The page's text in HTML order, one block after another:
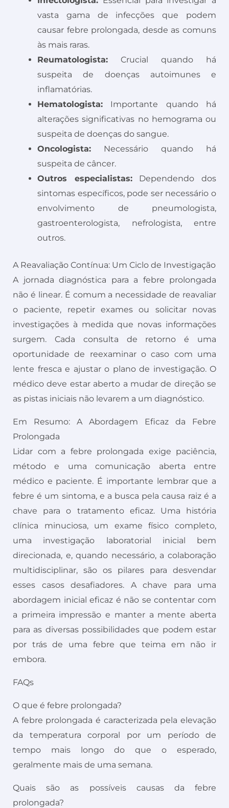
vasta gama de infecções que podem
causar febre prolongada, desde as comuns
às mais raras.
Reumatologista: Crucial quando há
suspeita de doenças autoimunes e
inflamatórias.
Hematologista: Importante quando há
alterações significativas no hemograma ou
suspeita de doenças do sangue.
Oncologista: Necessário quando há
suspeita de câncer.
Outros especialistas:Dependendo dos
sintomas específicos, pode ser necessário o
envolvimento de pneumologista,
gastroenterologista, nefrologista, entre
outros.
A Reavaliação Contínua: Um Ciclo de Investigação
A jornada diagnóstica para a febre prolongada
não é linear. É comum a necessidade de reavaliar
o paciente, repetir exames ou solicitar novas
investigações à medida que novas informações
surgem. Cada consulta de retorno é uma
oportunidade de reexaminar o caso com uma
lente fresca e ajustar o plano de investigação. O
médico deve estar aberto a mudar de direção se
as pistas iniciais não levarem a um diagnóstico.
Em Resumo: A Abordagem Eficaz da Febre
Prolongada
Lidar com a febre prolongada exige paciência,
método e uma comunicação aberta entre
médico e paciente. É importante lembrar que a
febre é um sintoma, e a busca pela causa raiz é a
chave para o tratamento eficaz. Uma história
clínica minuciosa, um exame físico completo,
uma investigação laboratorial inicial bem
direcionada, e, quando necessário, a colaboração
multidisciplinar, são os pilares para desvendar
esses casos desafiadores. A chave para uma
abordagem inicial eficaz é não se contentar com
a primeira impressão e manter a mente aberta
para as diversas possibilidades que podem estar
por trás de uma febre que teima em não ir
embora.
FAQs
O que é febre prolongada?
A febre prolongada é caracterizada pela elevação
da temperatura corporal por um período de
tempo mais longo do que o esperado,
geralmente mais de uma semana.
Quais são as possíveis causas da febre
prolongada?